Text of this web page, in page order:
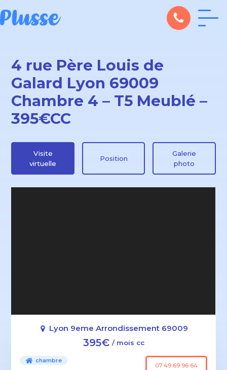
4 rue Père Louis de
Galard Lyon 69009
Chambre 4 – T5 Meublé –
395€CC
Visite
virtuelle
Position
Galerie
photo
Lyon 9eme Arrondissement 69009
395€ / mois cc
chambre
07 49 69 96 64